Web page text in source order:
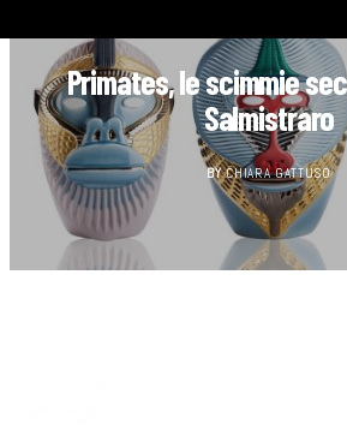
Primates, le scimmie
Salmistraro
BY CHIARA GATTUSO